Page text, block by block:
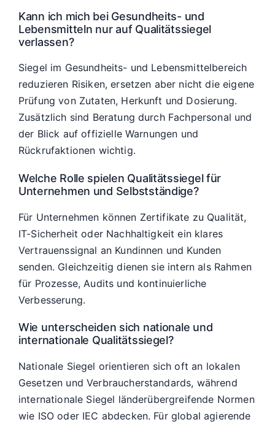
Kann ich mich bei Gesundheits- und
Lebensmitteln nur auf Qualitätssiegel
verlassen?
Siegel im Gesundheits- und Lebensmittelbereich
reduzieren Risiken, ersetzen aber nicht die eigene
Prüfung von Zutaten, Herkunft und Dosierung.
Zusätzlich sind Beratung durch Fachpersonal und
der Blick auf offizielle Warnungen und
Rückrufaktionen wichtig.
Welche Rolle spielen Qualitätssiegel für
Unternehmen und Selbstständige?
Für Unternehmen können Zertifikate zu Qualität,
IT-Sicherheit oder Nachhaltigkeit ein klares
Vertrauenssignal an Kundinnen und Kunden
senden. Gleichzeitig dienen sie intern als Rahmen
für Prozesse, Audits und kontinuierliche
Verbesserung.
Wie unterscheiden sich nationale und
internationale Qualitätssiegel?
Nationale Siegel orientieren sich oft an lokalen
Gesetzen und Verbraucherstandards, während
internationale Siegel länderübergreifende Normen
wie ISO oder IEC abdecken. Für global agierende